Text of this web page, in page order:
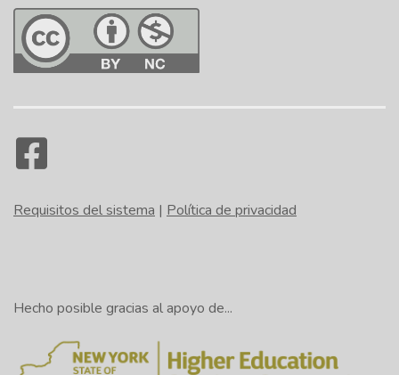
Requisitos del sistema | Política de privacidad
Hecho posible gracias al apoyo de...